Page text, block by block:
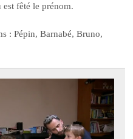
fêté le prénom.
: Pépin, Barnabé, Bruno,